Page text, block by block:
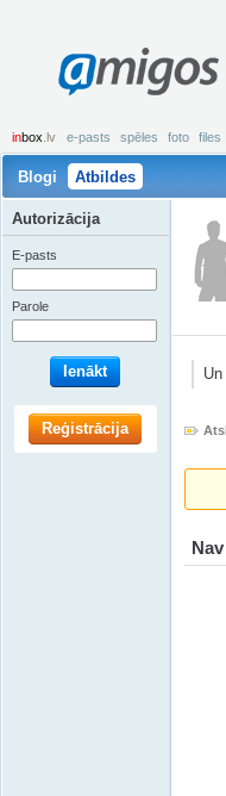
amigos
inbox .lv e-pasts spēles foto files
Blogi Atbildes
Autorizācija
E-pasts
Parole
Ienākt
Reģistrācija